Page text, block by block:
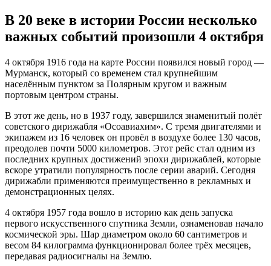
В 20 веке в истории России несколько
важных событий произошли 4 октября
4 октября 1916 года на карте России появился новый город —
Мурманск, который со временем стал крупнейшим
населённым пунктом за Полярным кругом и важным
портовым центром страны.
В этот же день, но в 1937 году, завершился знаменитый полёт
советского дирижабля «Осоавиахим». С тремя двигателями и
экипажем из 16 человек он провёл в воздухе более 130 часов,
преодолев почти 5000 километров. Этот рейс стал одним из
последних крупных достижений эпохи дирижаблей, которые
вскоре утратили популярность после серии аварий. Сегодня
дирижабли применяются преимущественно в рекламных и
демонстрационных целях.
4 октября 1957 года вошло в историю как день запуска
первого искусственного спутника Земли, ознаменовав начало
космической эры. Шар диаметром около 60 сантиметров и
весом 84 килограмма функционировал более трёх месяцев,
передавая радиосигналы на Землю.